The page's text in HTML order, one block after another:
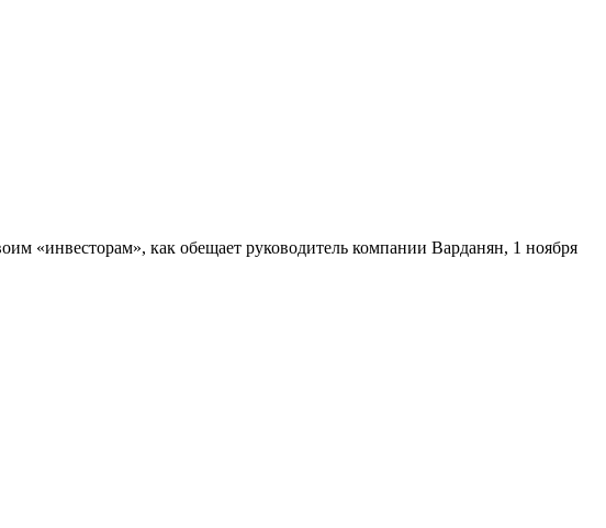
«инвесторам», как обещает руководитель компании Варданян, 1 ноября